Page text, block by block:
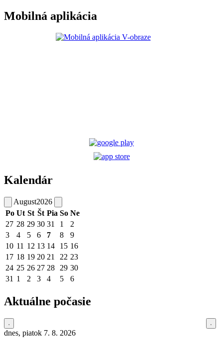
Mobilná aplikácia
Kalendár
August2026
Po Ut St Št Pia So Ne
27 28 29 30 31 1
2
3
4 5 6 7 8
9
10 11 12 13 14 15 16
17 18 19 20 21 22 23
24 25 26 27 28 29 30
31 1 2 3 4 5 6
Aktuálne počasie
dnes, piatok 7. 8. 2026